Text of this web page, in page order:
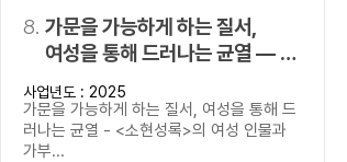
8. 가문을 가능하게 하는 질서,
여성을 통해 드러나는 균열 ― <
소현성록>의 여성 인물과
가부장제의 작동 방식
사업년도 : 2025
가문을 가능하게 하는 질서, 여성을 통해 드
러나는 균열 - <소현성록>의 여성 인물과
가부...